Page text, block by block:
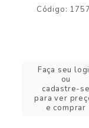
Código:
Faça seu
ou
cadastre-se
para ver
e comprar